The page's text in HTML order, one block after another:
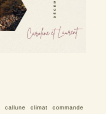
callune climat
commande